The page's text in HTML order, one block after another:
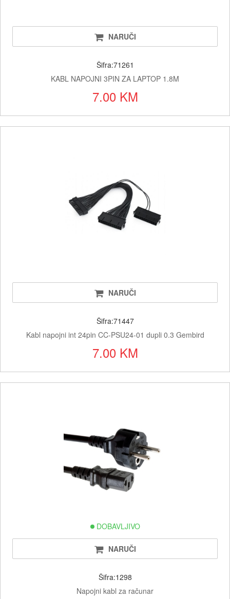
NARUČI
Šifra:71261
KABL NAPOJNI 3PIN ZA LAPTOP 1.8M
7.00 KM
NARUČI
Šifra:71447
Kabl napojni int 24pin CC-PSU24-01 dupli 0.3 Gembird
7.00 KM
DOBAVLJIVO
NARUČI
Šifra:1298
Napojni kabl za računar